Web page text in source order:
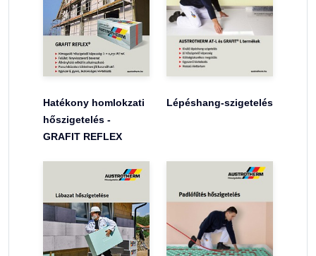
Hatékony homlokzati
hőszigetelés -
GRAFIT REFLEX
Lépéshang-szigetelés